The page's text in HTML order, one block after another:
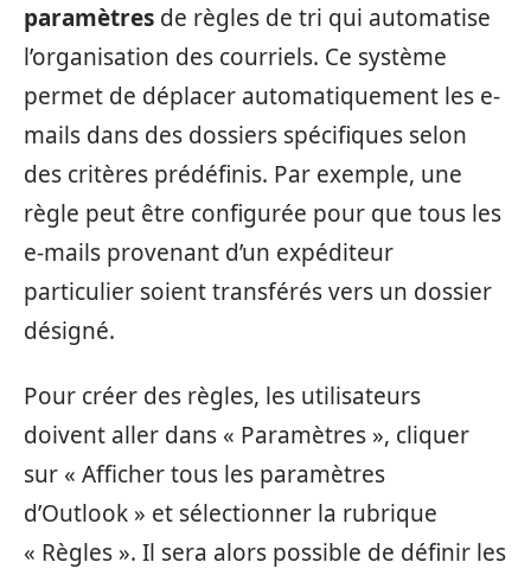
paramètres de règles de tri qui automatise
l’organisation des courriels. Ce système
permet de déplacer automatiquement les e-
mails dans des dossiers spécifiques selon
des critères prédéfinis. Par exemple, une
règle peut être configurée pour que tous les
e-mails provenant d’un expéditeur
particulier soient transférés vers un dossier
désigné.
Pour créer des règles, les utilisateurs
doivent aller dans « Paramètres », cliquer
sur « Afficher tous les paramètres
d’Outlook » et sélectionner la rubrique
« Règles ». Il sera alors possible de définir les